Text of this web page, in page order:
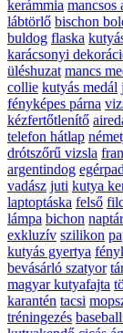
kerámmia mancsos
lábtörlő bischon
buldog flaska
karácsonyi
üléshuzat mancs
collie kutyás medál
fényképes párna
kézfertőtlenítő
telefon hátlap
drótszőrű vizsla
argentindog egérpad
vadász juti kutya
laptoptáska felső
lámpa bichon naptár
exkluzív szilikon
kutyás gyertya
bevásárló szatyor
magyar kutyafajta
karantén tacsi
tréningezés